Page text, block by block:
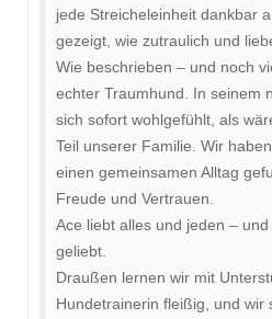
jede Streicheleinheit dankbar
gezeigt, wie zutraulich und
Wie beschrieben – und noch
echter Traumhund. In seinem
sich sofort wohlgefühlt, als
Teil unserer Familie. Wir
einen gemeinsamen Alltag
Freude und Vertrauen.
Ace liebt alles und jeden –
geliebt.
Draußen lernen wir mit
Hundetrainerin fleißig, und wir